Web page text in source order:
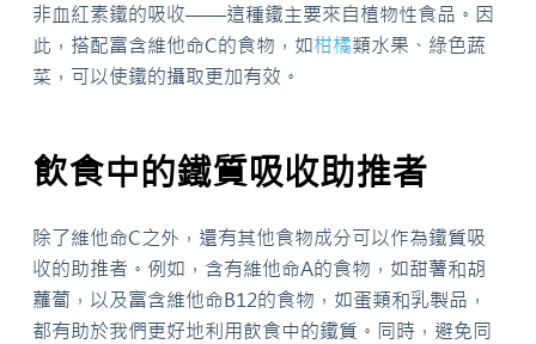
非血紅素鐵的吸收——這種鐵主要來自植物性食品。因
此，搭配富含維他命C的食物，如柑橘類水果、綠色蔬
菜，可以使鐵的攝取更加有效。
飲食中的鐵質吸收助推者
除了維他命C之外，還有其他食物成分可以作為鐵質吸
收的助推者。例如，含有維他命A的食物，如甜薯和胡
蘿蔔，以及富含維他命B12的食物，如蛋類和乳製品，
都有助於我們更好地利用飲食中的鐵質。同時，避免同